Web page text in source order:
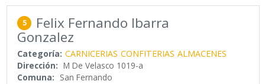
5 Felix Fernando Ibarra
Gonzalez
Categoría: CARNICERIAS CONFITERIAS ALMACENES
Dirección: M De Velasco 1019-a
Comuna: San Fernando